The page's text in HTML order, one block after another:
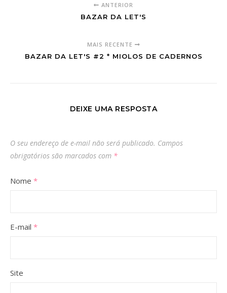
ANTERIOR
BAZAR DA LET'S
MAIS RECENTE
BAZAR DA LET'S #2 * MIOLOS DE CADERNOS
DEIXE UMA RESPOSTA
O seu endereço de e-mail não será publicado. Campos
obrigatórios são marcados com *
Nome *
E-mail *
Site